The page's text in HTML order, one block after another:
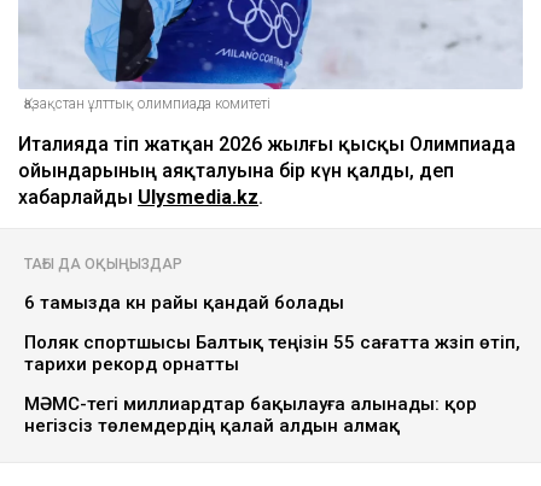
Қазақстан ұлттық олимпиада комитеті
Италияда өтіп жатқан 2026 жылғы қысқы Олимпиада
ойындарының аяқталуына бір күн қалды, деп
хабарлайды Ulysmedia.kz.
ТАҒЫ ДА ОҚЫҢЫЗДАР
6 тамызда күн райы қандай болады
Поляк спортшысы Балтық теңізін 55 сағатта жүзіп өтіп,
тарихи рекорд орнатты
МӘМС-тегі миллиардтар бақылауға алынады: қор
негізсіз төлемдердің қалай алдын алмақ